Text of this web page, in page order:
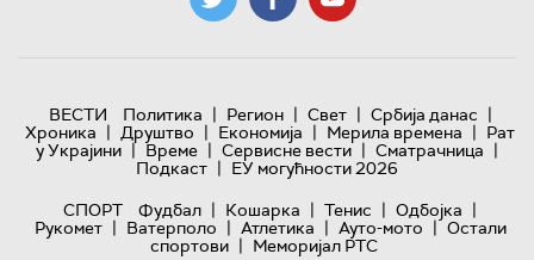
ВЕСТИ Политика | Регион | Свет | Србија данас |
Хроника | Друштво | Економија | Мерила времена | Рат
у Украјини | Време | Сервисне вести | Сматрачница |
Подкаст | ЕУ могућности 2026
СПОРТ
Фудбал | Кошарка | Тенис | Одбојка |
Рукомет | Ватерполо | Атлетика | Ауто-мото | Остали
спортови | Меморијал РТС